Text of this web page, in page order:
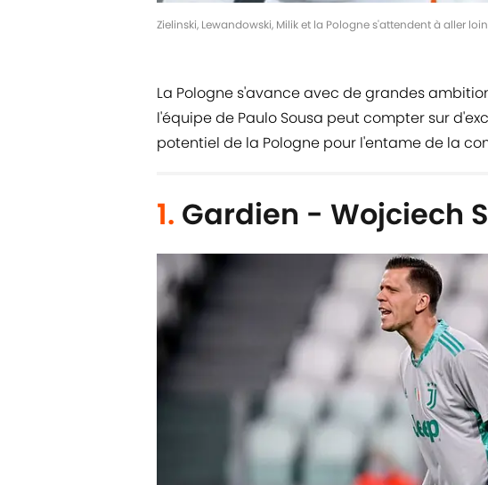
Zielinski, Lewandowski, Milik et la Pologne s'attendent à aller
La Pologne s'avance avec de grandes
l'équipe de Paulo Sousa peut compter sur
potentiel de la Pologne pour l'entame de la
1. Gardien - Wojciech